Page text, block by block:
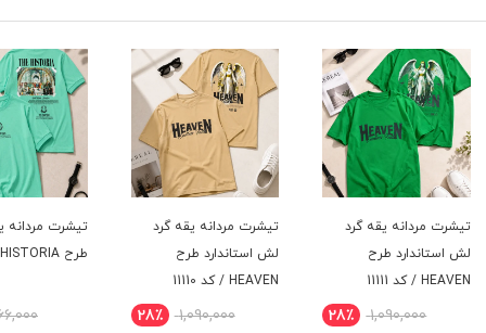
تیشرت مردانه یقه گرد
لش استاندارد طرح
HEAVEN / کد 11110
1,090,000
تیشرت مردانه یقه گرد
طرح HISTORIA / کد 11109
866,000